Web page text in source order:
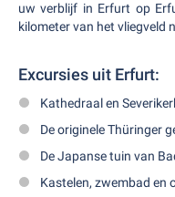
uw verblijf in Erfurt op
kilometer van het vliegveld
Excursies uit Erfurt:
Kathedraal en
De originele Thüringer
De Japanse tuin van
Kastelen, zwembad en